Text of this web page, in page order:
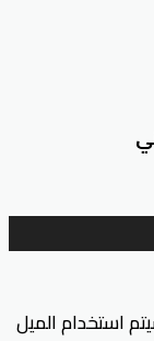
استخدام الميل